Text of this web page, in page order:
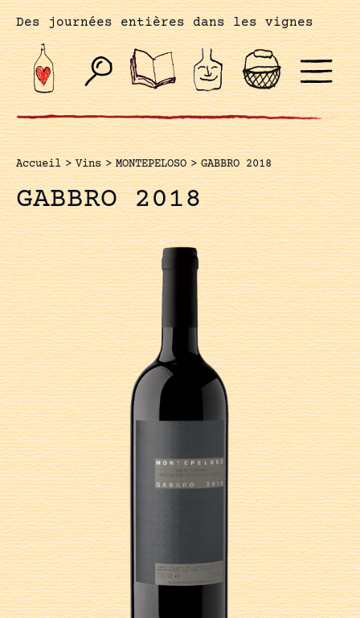
Des journées entières dans les vignes
Accueil > Vins > MONTEPELOSO > GABBRO 2018
GABBRO 2018